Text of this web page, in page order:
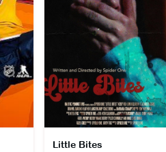
Little Bites